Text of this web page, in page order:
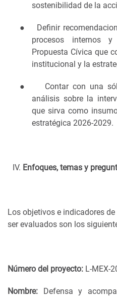
sostenibilidad de la
●
Definir
procesos internos
Propuesta Cívica que
institucional y la
●
Contar con una
análisis sobre la
que sirva como
estratégica 2026-2029.
Enfoques, temas y
Los objetivos e indicadores
ser evaluados son los
Número del proyecto: L-MEX-
Nombre: Defensa y